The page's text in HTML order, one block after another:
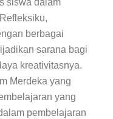
siswa dalam
berbagai
sarana bagi
kreativitasnya.
Merdeka yang
yang
pembelajaran